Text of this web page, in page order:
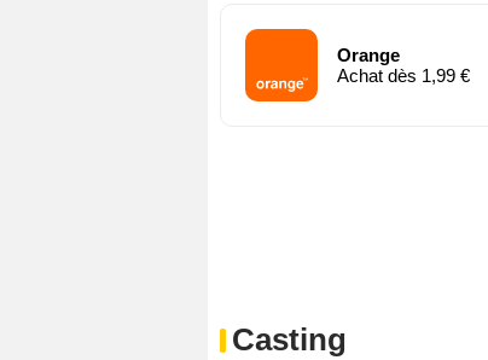
Orange
Achat dès 1,99 €
Casting